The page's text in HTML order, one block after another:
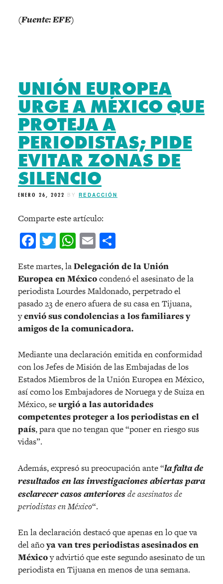
(Fuente: EFE)
UNIÓN EUROPEA
URGE A MÉXICO QUE
PROTEJA A
PERIODISTAS; PIDE
EVITAR ZONAS DE
SILENCIO
ENERO 26, 2022 BY REDACCIÓN
Comparte este artículo:
Facebook
Twitter
WhatsApp
Email
Este martes, laDelegación de la Unión
Europea en Méxicocondenó el asesinato de la
periodista Lourdes Maldonado, perpetrado el
pasado 23 de enero afuera de su casa en Tijuana,
yenvió sus condolencias a los familiares y
amigos de la comunicadora.
Mediante una declaración emitida en conformidad
con los Jefes de Misión de las Embajadas de los
Estados Miembros de la Unión Europea en México,
así como los Embajadores de Noruega y de Suiza en
México, seurgió a las autoridades
competentes proteger a los periodistas en el
país, para que no tengan que “poner en riesgo sus
vidas”.
Además, expresó su preocupación ante “la falta de
resultados en las investigaciones abiertas para
esclarecer casos anterioresde asesinatos de
periodistas en México“.
En la declaración destacó que apenas en lo que va
del añoya van tres periodistas asesinados en
Méxicoy advirtió que este segundo asesinato de un
periodista en Tijuana en menos de una semana.